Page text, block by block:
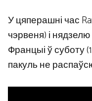
У цяперашні час
чэрвеня) і нядзелю
Францыі ў суботу
пакуль не